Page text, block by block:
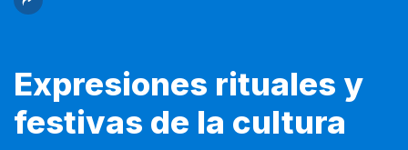
Expresiones rituales y
festivas de la cultura